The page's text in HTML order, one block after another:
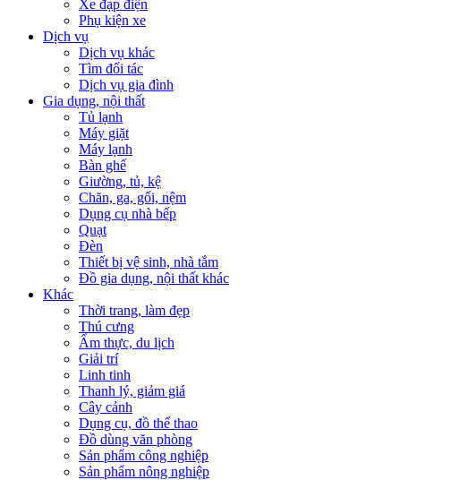
Xe đạp điện
Phụ kiện xe
Dịch vụ
Dịch vụ khác
Tìm đối tác
Dịch vụ gia đình
Gia dụng, nội thất
Tủ lạnh
Máy giặt
Máy lạnh
Bàn ghế
Giường, tủ, kệ
Chăn, ga, gối, nệm
Dụng cụ nhà bếp
Quạt
Đèn
Thiết bị vệ sinh, nhà tắm
Đồ gia dụng, nội thất khác
Khác
Thời trang, làm đẹp
Thú cưng
Ẩm thực, du lịch
Giải trí
Linh tinh
Thanh lý, giảm giá
Cây cảnh
Dụng cụ, đồ thể thao
Đồ dùng văn phòng
Sản phẩm công nghiệp
Sản phẩm nông nghiệp